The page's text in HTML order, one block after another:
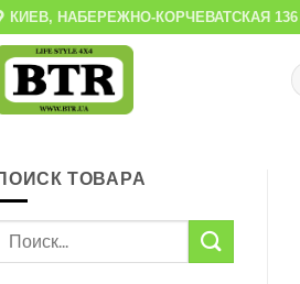
КИЕВ, НАБЕРЕЖНО-КОРЧЕВАТСКАЯ 136
ТОВАРА